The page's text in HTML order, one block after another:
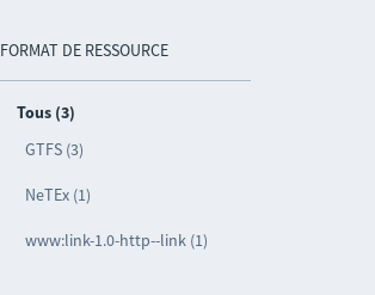
FORMAT DE RESSOURCE
Tous (3)
GTFS (3)
NeTEx (1)
www:link-1.0-http--link (1)